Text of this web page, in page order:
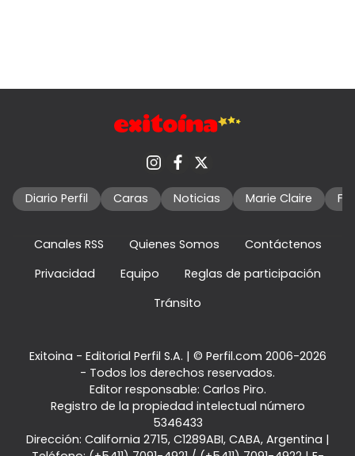
Diario Perfil Caras Noticias Marie Claire
Canales RSS Quienes Somos
Contáctenos
Privacidad
Equipo
Reglas de participación
Tránsito
Exitoina - Editorial Perfil S.A. | © Perfil.com 2006-2026
- Todos los derechos reservados.
Editor responsable: Carlos Piro.
Registro de la propiedad intelectual número
5346433
Dirección: California 2715, C1289ABI, CABA, Argentina |